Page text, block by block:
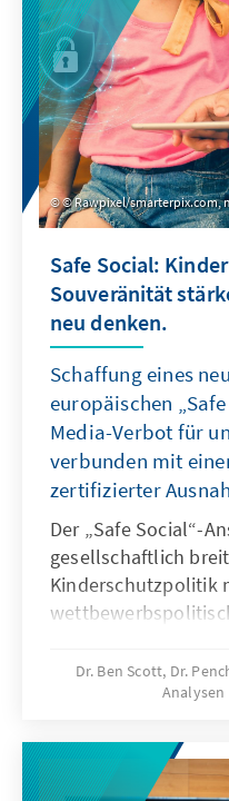
© Rawpixel/smarterpix.com,
Safe Social:
Souveränität
neu denken.
Schaffung eines
europäischen
Media-Verbot für
verbunden mit
zertifizierter
Der „Safe Social“-
gesellschaftlich
Kinderschutzpolitik
unter 16-Jährige
gefährliche digitale
Plattformen. Es
System zertifizierter
Dr. Ben Scott, Dr.